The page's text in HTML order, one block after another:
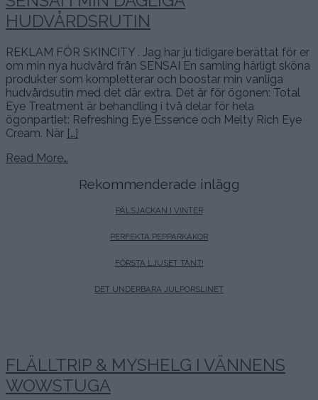
HUDVÅRDSRUTIN
REKLAM FÖR SKINCITY . Jag har ju tidigare berättat för er
om min nya hudvård från SENSAI En samling härligt sköna
produkter som kompletterar och boostar min vanliga
hudvårdsutin med det där extra. Det är för ögonen: Total
Eye Treatment är behandling i två delar för hela
ögonpartiet: Refreshing Eye Essence och Melty Rich Eye
Cream. När […]
Read More…
Rekommenderade inlägg
PÄLSJACKAN I VINTER
PERFEKTA PEPPARKAKOR
FÖRSTA LJUSET TÄNT!
DET UNDERBARA JULPORSLINET
FLÄLLTRIP & MYSHELG I VÄNNENS
WOWSTUGA